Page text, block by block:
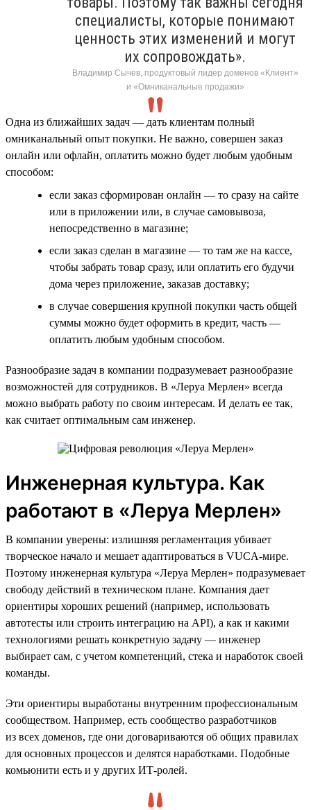
специалисты, которые понимают
ценность этих изменений и могут
их сопровождать».
Владимир Сычев, продуктовый лидер доменов «Клиент»
и «Омниканальные продажи»
Одна из ближайших задач — дать клиентам полный
омниканальный опыт покупки. Не важно, совершен заказ
онлайн или офлайн, оплатить можно будет любым удобным
способом:
если заказ сформирован онлайн — то сразу на сайте
или в приложении или, в случае самовывоза,
непосредственно в магазине;
если заказ сделан в магазине — то там же на кассе,
чтобы забрать товар сразу, или оплатить его будучи
дома через приложение, заказав доставку;
в случае совершения крупной покупки часть общей
суммы можно будет оформить в кредит, часть —
оплатить любым удобным способом.
Разнообразие задач в компании подразумевает разнообразие
возможностей для сотрудников. В «Леруа Мерлен» всегда
можно выбрать работу по своим интересам. И делать ее так,
как считает оптимальным сам инженер.
Инженерная культура. Как
работают в «Леруа Мерлен»
В компании уверены: излишняя регламентация убивает
творческое начало и мешает адаптироваться в VUCA-мире.
Поэтому инженерная культура «Леруа Мерлен» подразумевает
свободу действий в техническом плане. Компания дает
ориентиры хороших решений (например, использовать
автотесты или строить интеграцию на API), а как и какими
технологиями решать конкретную задачу — инженер
выбирает сам, с учетом компетенций, стека и наработок своей
команды.
Эти ориентиры выработаны внутренним профессиональным
сообществом. Например, есть сообщество разработчиков
из всех доменов, где они договариваются об общих правилах
для основных процессов и делятся наработками. Подобные
комьюнити есть и у других ИТ-ролей.